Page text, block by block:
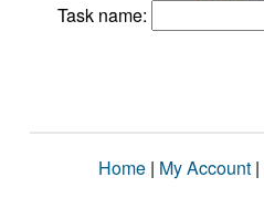
Task name:
Home | My Account |